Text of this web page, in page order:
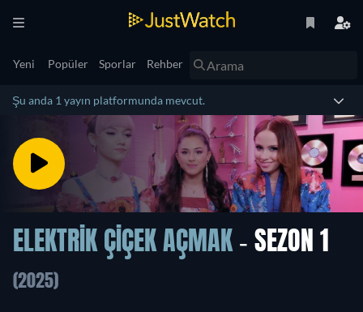
Yeni Popüler Sporlar Rehber
Şu anda 1 yayın platformunda mevcut.
ELEKTRIK ÇIÇEK AÇMAK - SEZON 1
(2025)